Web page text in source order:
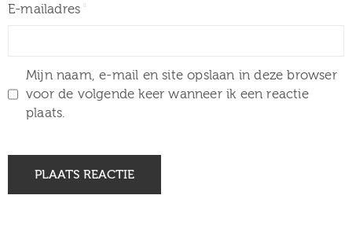
E-mailadres
Mijn naam, e-mail en site opslaan in deze browser
voor de volgende keer wanneer ik een reactie
plaats.